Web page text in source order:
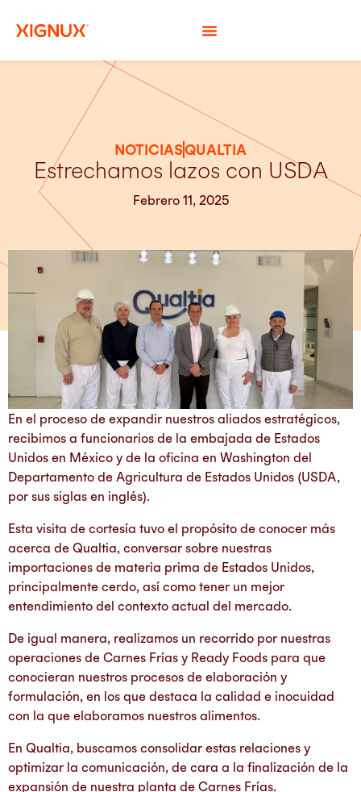
NOTICIASQUALTIA
Estrechamos lazos con USDA
Febrero 11, 2025
En el proceso de expandir nuestros aliados estratégicos,
recibimos a funcionarios de la embajada de Estados
Unidos en México y de la oficina en Washington del
Departamento de Agricultura de Estados Unidos (USDA,
por sus siglas en inglés).
Esta visita de cortesía tuvo el propósito de conocer más
acerca de Qualtia, conversar sobre nuestras
importaciones de materia prima de Estados Unidos,
principalmente cerdo, así como tener un mejor
entendimiento del contexto actual del mercado.
De igual manera, realizamos un recorrido por nuestras
operaciones de Carnes Frías y Ready Foods para que
conocieran nuestros procesos de elaboración y
formulación, en los que destaca la calidad e inocuidad
con la que elaboramos nuestros alimentos.
En Qualtia, buscamos consolidar estas relaciones y
optimizar la comunicación, de cara a la finalización de la
expansión de nuestra planta de Carnes Frías.